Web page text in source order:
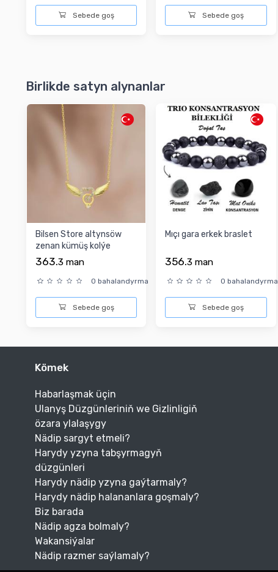
Sebede goş Sebede goş
Birlikde satyn alynanlar
Bilsen Store altynsöw
zenan kümüş kolýe
363.3 man
0 bahalandyrma
Sebede goş
Mıçı gara erkek braslet
356.3 man
0 bahalandyrma
Sebede goş
Kömek
Habarlaşmak üçin
Ulanyş Düzgünleriniň we Gizlinligiň
özara ylalaşygy
Nädip sargyt etmeli?
Harydy yzyna tabşyrmagyň
düzgünleri
Harydy nädip yzyna gaýtarmaly?
Harydy nädip halananlara goşmaly?
Biz barada
Nädip agza bolmaly?
Wakansiýalar
Nädip razmer saýlamaly?